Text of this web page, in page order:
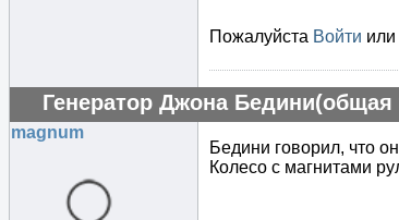
Пожалуйста Войти или
Генератор Джона Бедини(общая
magnum
Бедини говорил, что
Колесо с магнитами